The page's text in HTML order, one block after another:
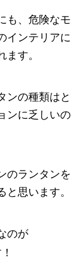
も、危険なモ
インテリアに
す。
ンの種類はと
ンに乏しいの
のランタンを
思います。
のが